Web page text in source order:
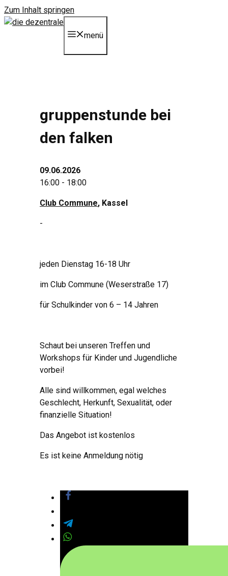
Zum Inhalt springen
menü
gruppenstunde bei
den falken
09.06.2026
16:00 - 18:00
Club Commune, Kassel
-
jeden Dienstag 16-18 Uhr
im Club Commune (Weserstraße 17)
für Schulkinder von 6 – 14 Jahren
Schaut bei unseren Treffen und
Workshops für Kinder und Jugendliche
vorbei!
Alle sind willkommen, egal welches
Geschlecht, Herkunft, Sexualität, oder
finanzielle Situation!
Das Angebot ist kostenlos
Es ist keine Anmeldung nötig